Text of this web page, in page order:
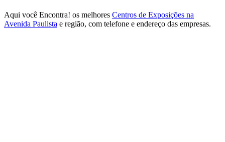
Aqui você Encontra! os melhores Centros de Exposições na
Avenida Paulista e região, com telefone e endereço das empresas.